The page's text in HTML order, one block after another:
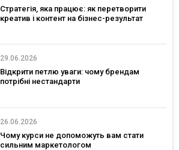
Стратегія, яка працює: як перетворити
креатив і контент на бізнес-результат
29.06.2026
Відкрити петлю уваги: чому брендам
потрібні нестандарти
26.06.2026
Чому курси не допоможуть вам стати
сильним маркетологом